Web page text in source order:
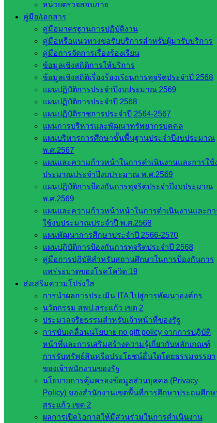
หน่วยตรวจสอบภาย
คู่มือ/เอกสาร
คู่มือมาตรฐานการปฏิบัติงาน
คู่มือหรือแนวทางขอรับบริการสำหรับผู้มารับบริการ
คู่มือการจัดการเรื่องร้องเรียน
ข้อมูลเชิงสถิติการให้บริการ
ข้อมูลเชิงสถิติเรื่องร้องเรียนการทุจริตประจำปี 2568
แผนปฏิบัติการประจำปีงบประมาณ 2569
แผนปฏิบัติการประจำปี 2568
แผนปฏิบัติราชการประจำปี 2564-2567
แผนการบริหารและพัฒนาทรัพยากรบุคคล
แผนบริหารการศึกษาขั้นพื้นฐานประจำปีงบประมาณ
พ.ศ.2567
แผนและความก้าวหน้าในการดำเนินงานและการใช้
ประมาณประจำปีงบประมาณ พ.ศ.2569
แผนปฏิบัติการป้องกันการทุจริตประจำปีงบประมาณ
พ.ศ.2569
แผนและความก้าวหน้าหน้าในการดำเนินงานและก
ใช้งบประมาณประจำปี พ.ศ.2568
แผนพัฒนาการศึกษาประจำปี 2566-2570
แผนปฏิบัติการป้องกันการทุจริตประจำปี 2568
คู่มือการปฏิบัติสำหรับสถานศึกษาในการป้องกันการ
แพร่ระบาดของโรคโควิด 19
ส่งเสริมความโปร่งใส
การนำผลการประเมิน ITA ไปสู่การพัฒนาองค์กร
นวัตกรรม สพป.สระแก้ว เขต 2
ประมวลจริยธรรมสำหรับเจ้าหน้าที่ของรัฐ
การขับเคลื่อนนโยบาย no gift policy จากการปฏิบัติ
หน้าที่และการเสริมสร้างความรู้เกี่ยวกับหลักเกณฑ์
การรับทรัพย์สินหรือประโยชน์อื่นใดโดยธรรมจรรยา
ของเจ้าพนักงานของรัฐ
นโยบายการคุ้มครองข้อมูลส่วนบุคคล (Privacy
Policy) ของสำนักงานเขตพื้นที่การศึกษาประถมศึกษ
สระแก้ว เขต 2
ผลการเปิดโอกาสให้มีส่วนร่วมในการดำเนินงาน
หน่วยงาน
ที่เกี่ยวข้อง
กระทรวง
ศึกษาธิการ
กระทรวง
การ
อุดมศึกษา
สำนักงาน
เลขาธิการ
สภาการ
สำนักงาน
กรรมการ
อาชีวศึกษา
สำนักงาน
คณะ
กรรมการ
การศึกษา
ขั้นพื้น
ฐาน
รายชื่อ
มหาวิทยาลัย
ประเทศไทย
เว็บไซต์
สำนักต่าง
สพฐ.
เว็บไซต์
สพม. ใน
สังกัด